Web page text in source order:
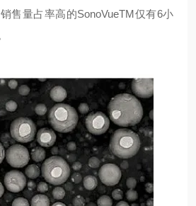
售量占率高的SonoVueTM仅有6小